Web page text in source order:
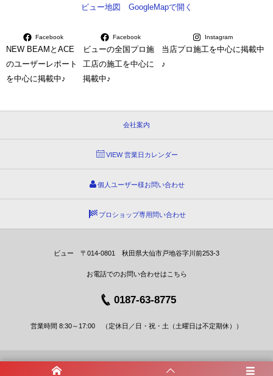
ビュー地図 GoogleMapで開く
Facebook
NEW BEAMとACE
のユーザーレポート
を中心に掲載中♪
Facebook
ビューの全国プロ施
工店の施工を中心に
掲載中♪
Instagram
当店プロ施工を中心に掲載中
♪
会社案内
VIEW 営業日カレンダー
個人ユーザー様お問い合わせ
プロショップ専用問い合わせ
ビュー 〒014-0801 秋田県大仙市戸地谷字川前253-3
お電話でのお問い合わせはこちら
0187-63-8775
営業時間 8:30～17:00 （定休日／日・祝・土（土曜日は不定期休））
2003 - 2026 愛車10年ピカピカプロジェクト カーコーティングショップビュー